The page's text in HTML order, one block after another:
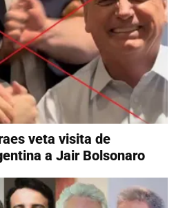
veta visita de
a Jair Bolsonaro